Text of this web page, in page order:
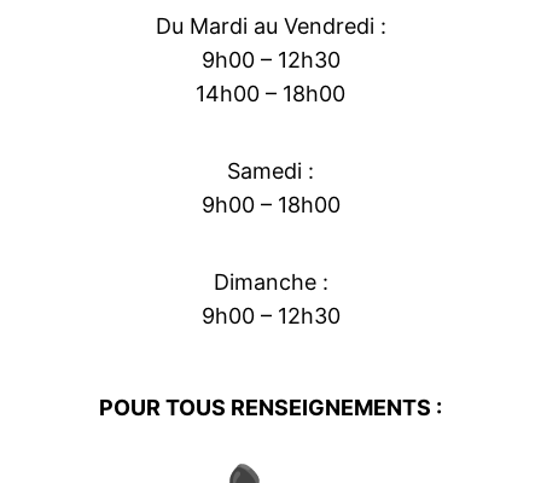
Du Mardi au Vendredi :
9h00 – 12h30
14h00 – 18h00
Samedi :
9h00 – 18h00
Dimanche :
9h00 – 12h30
POUR TOUS RENSEIGNEMENTS :